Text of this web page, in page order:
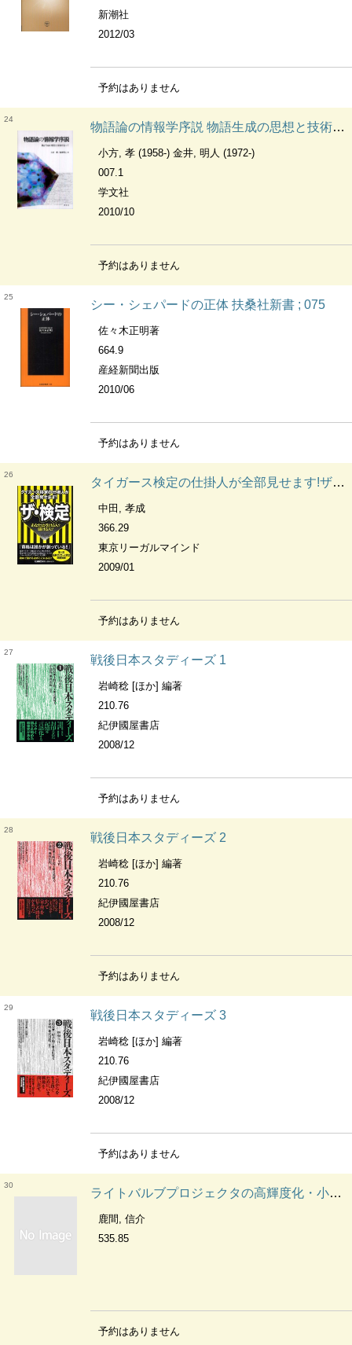
新潮社
2012/03
予約はありません
24
物語論の情報学序説 物語生成の思想と技術を巡って
小方, 孝 (1958-) 金井, 明人 (1972-)
007.1
学文社
2010/10
予約はありません
25
シー・シェパードの正体 扶桑社新書 ; 075
佐々木正明著
664.9
産経新聞出版
2010/06
予約はありません
26
タイガース検定の仕掛人が全部見せます!ザ・検定 あなたは受ける人?儲ける人?
中田, 孝成
366.29
東京リーガルマインド
2009/01
予約はありません
27
戦後日本スタディーズ 1
岩崎稔 [ほか] 編著
210.76
紀伊國屋書店
2008/12
予約はありません
28
戦後日本スタディーズ 2
岩崎稔 [ほか] 編著
210.76
紀伊國屋書店
2008/12
予約はありません
29
戦後日本スタディーズ 3
岩崎稔 [ほか] 編著
210.76
紀伊國屋書店
2008/12
予約はありません
30
ライトバルブプロジェクタの高輝度化・小型化に関する研究 2004年度（平成16年度）博士論文
鹿間, 信介
535.85
予約はありません